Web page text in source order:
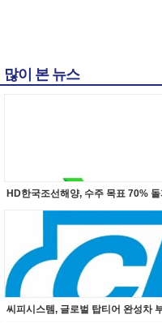
많이 본 뉴스
HD한국조선해양, 수주 목표 70%
씨피시스템, 글로벌 탑티어 완성차